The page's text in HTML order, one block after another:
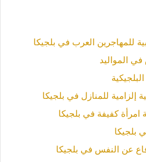
للمهاجرين العرب في بلجيكا
المواليد
إلزامية للمنازل في بلجيكا
كفيفة في بلجيكا
بلجيكا
عن النفس في بلجيكا